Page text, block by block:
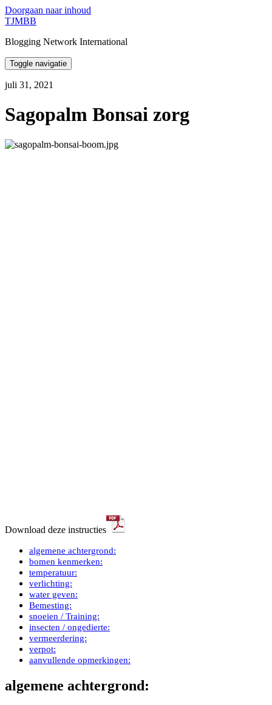
Doorgaan naar inhoud
TJMBB
Blogging Network International
Toggle navigatie
juli 31, 2021
Sagopalm Bonsai zorg
Download deze instructies
algemene achtergrond:
bomen kenmerken:
temperatuur:
verlichting:
water geven:
Bemesting:
snoeien / Training:
insecten / ongedierte:
vermeerdering:
verpot:
aanvullende opmerkingen:
algemene achtergrond: